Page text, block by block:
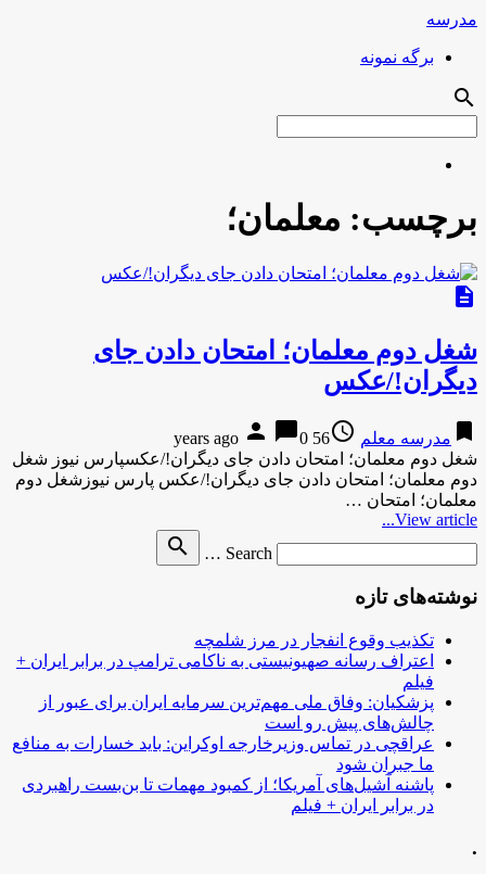
مدرسه
برگه نمونه
search
برچسب: معلمان؛
description
شغل دوم معلمان؛ امتحان دادن جای
دیگران!/عکس
bookmark مدرسه معلم access_time
56 years ago
person chat_bubble0
شغل دوم معلمان؛ امتحان دادن جای دیگران!/عکسپارس نیوز شغل
دوم معلمان؛ امتحان دادن جای دیگران!/عکس پارس نیوزشغل دوم
معلمان؛ امتحان …
View article...
Search …
search
نوشته‌های تازه
تکذیب وقوع انفجار در مرز شلمچه
اعتراف رسانه صهیونیستی به ناکامی ترامپ در برابر ایران +
فیلم
پزشکیان: وفاق ملی مهم‌ترین سرمایه ایران برای عبور از
چالش‌های پیش رو است
عراقچی در تماس وزیرخارجه اوکراین: باید خسارات به منافع
ما جبران شود
پاشنه آشیل‌های آمریکا؛ از کمبود مهمات تا بن‌بست راهبردی
در برابر ایران + فیلم
.